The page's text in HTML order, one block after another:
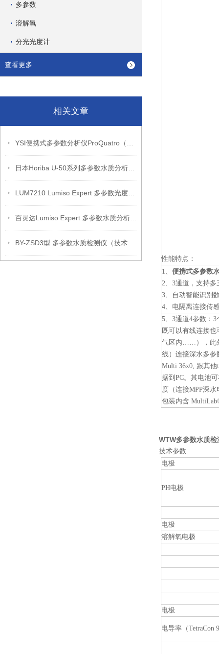
多参数
溶解氧
分光光度计
查看更多
相关文章
性能特点：
1、 便携式多参数
2、3通道，支持
3、自动智能识别
4、电隔离连接传
5、3通道4参数：
既可以有线连接
气区内……），此
线）连接深水多参
Multi 36x0, 跟其
据到PC。其电池
度（连接MPP深水
包装内含
WTW多参数水质
技术参数
电极
PH电极
电极
溶解氧电极
电极
电导率（TetraCon